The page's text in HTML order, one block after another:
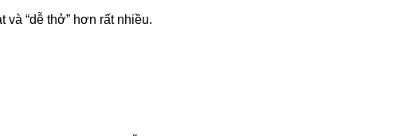
“dễ thở” hơn rất nhiều.